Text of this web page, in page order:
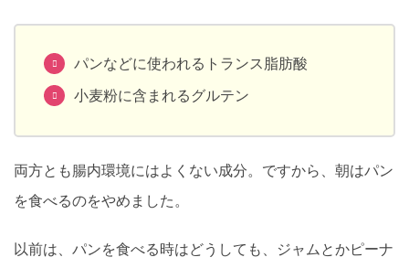
パンなどに使われるトランス脂肪酸
小麦粉に含まれるグルテン
両方とも腸内環境にはよくない成分。ですから、朝はパン
を食べるのをやめました。
以前は、パンを食べる時はどうしても、ジャムとかピーナ